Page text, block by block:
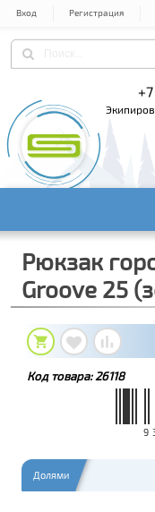
Вход Регистрация
Рюкзак
Groove 25
Код товара:26118
Долями